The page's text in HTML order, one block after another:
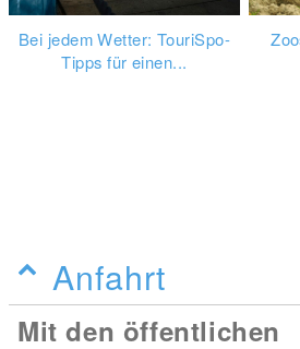
Bei jedem Wetter: TouriSpo-
Tipps für einen...
Anfahrt
Mit den öffentlichen